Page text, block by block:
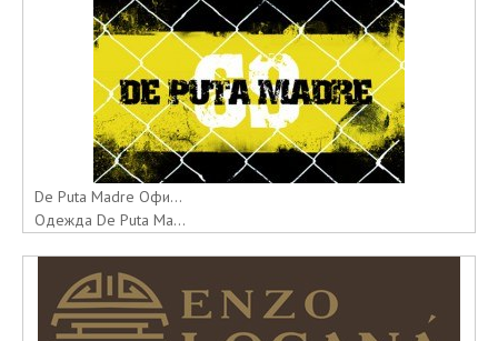
De Puta Madre Офи...
Одежда De Puta Ma...